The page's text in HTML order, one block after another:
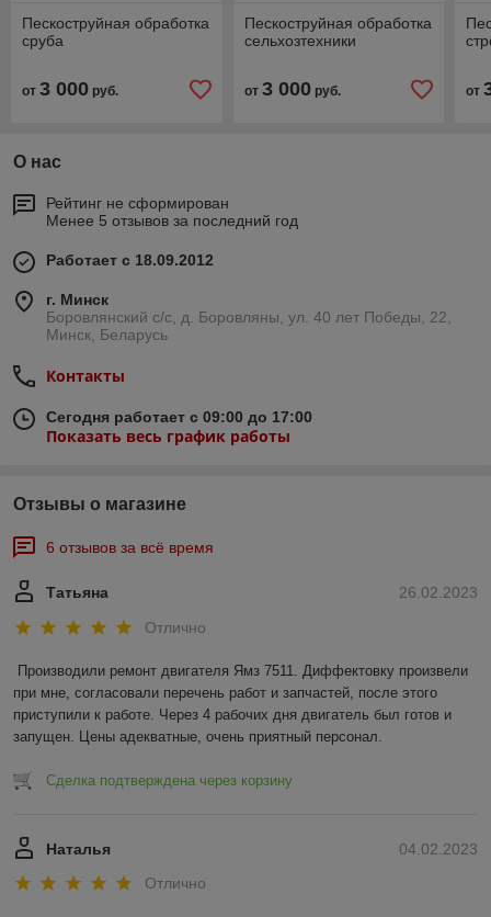
Пескоструйная обработка
сруба
от 3 000 руб.
Пескоструйная обработка
сельхозтехники
от 3 000руб. от
О нас
Рейтинг не сформирован
Менее 5 отзывов за последний год
Работает с 18.09.2012
г. Минск
Боровлянский с/с, д. Боровляны, ул. 40 лет Победы, 22,
Минск, Беларусь
Контакты
Сегодня работает с 09:00 до 17:00
Показать весь график работы
Отзывы о магазине
6 отзывов за всё время
26.02.2023
Татьяна
Отлично
Производили ремонт двигателя Ямз 7511. Диффектовку произвели
при мне, согласовали перечень работ и запчастей, после этого
приступили к работе. Через 4 рабочих дня двигатель был готов и
запущен. Цены адекватные, очень приятный персонал.
Сделка подтверждена через корзину
04.02.2023
Наталья
Отлично